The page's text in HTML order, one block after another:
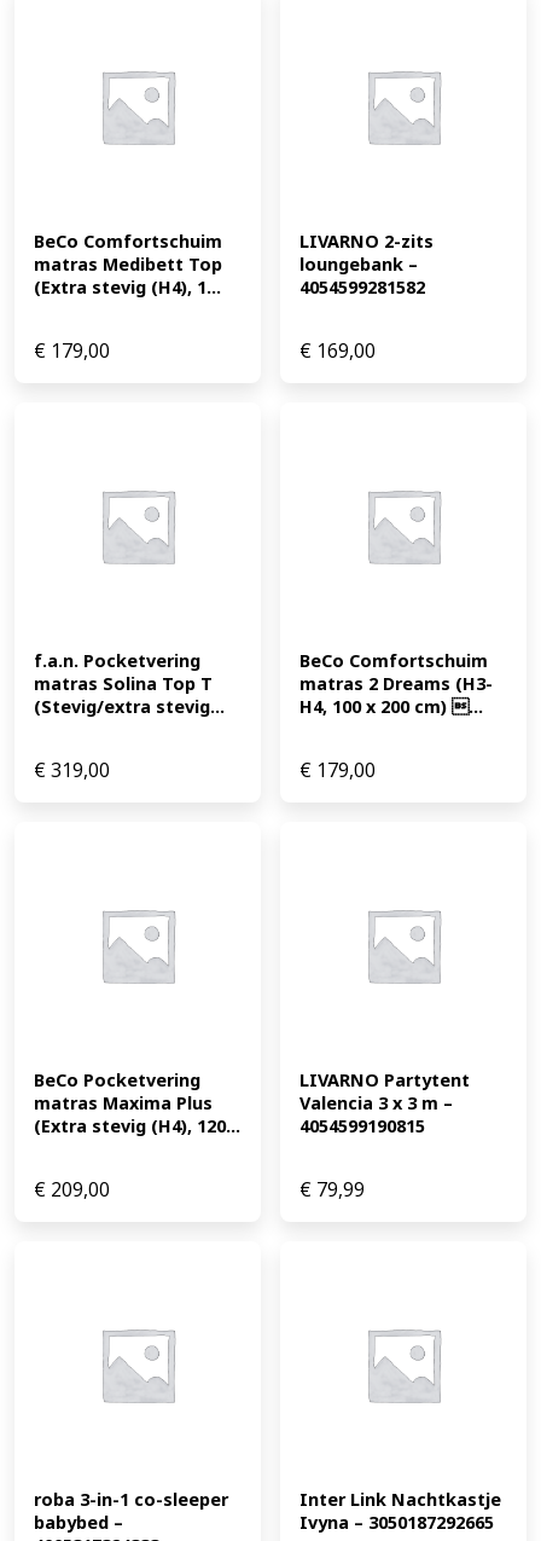
BeCo Comfortschuim
matras Medibett Top
(Extra stevig (H4), 1...
€ 179,00
LIVARNO 2-zits
loungebank –
4054599281582
€ 169,00
f.a.n. Pocketvering
matras Solina Top T
(Stevig/extra stevig...
€319,00
BeCo Comfortschuim
matras 2 Dreams (H3-
H4, 100 x 200 cm) ...
€ 179,00
BeCo Pocketvering
matras Maxima Plus
(Extra stevig (H4), 120...
€ 209,00
LIVARNO Partytent
Valencia 3 x 3 m –
4054599190815
€ 79,99
roba 3-in-1 co-sleeper
babybed –
Inter Link Nachtkastje
Ivyna – 3050187292665